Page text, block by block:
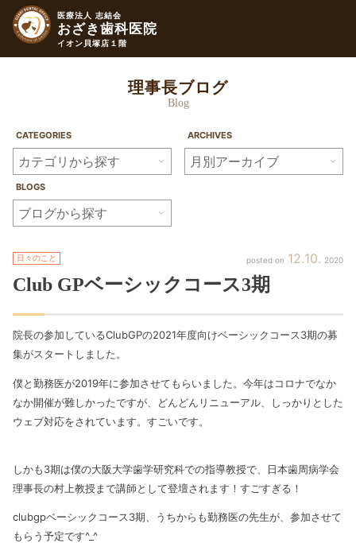
医療法人 志結会
おざき歯科医院
イオン貝塚店１階
理事長ブログ
Blog
CATEGORIES ARCHIVES
BLOGS
12 10 2020
日々のこと
Club GPベーシックコース3期
院長の参加しているClubGPの2021年度向けベーシックコース3期の募
集がスタートしました。
僕と勤務医が2019年に参加させてもらいました。今年はコロナでなか
なか開催が難しかったですが、どんどんリニューアル、しっかりとした
ウェブ対応をされています。すごいです。
しかも3期は僕の大阪大学歯学研究科での指導教授で、日本歯周病学会
理事長の村上教授まで講師として登壇されます！すごすぎる！
clubgpベーシックコース3期、うちからも勤務医の先生が、参加させて
もらう予定です^_^